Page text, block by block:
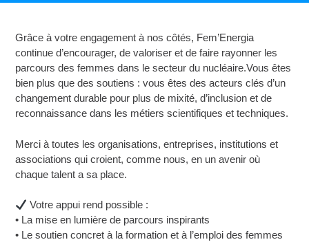
Grâce à votre engagement à nos côtés, Fem’Energia
continue d’encourager, de valoriser et de faire rayonner les
parcours des femmes dans le secteur du nucléaire.Vous êtes
bien plus que des soutiens : vous êtes des acteurs clés d’un
changement durable pour plus de mixité, d’inclusion et de
reconnaissance dans les métiers scientifiques et techniques.
Merci à toutes les organisations, entreprises, institutions et
associations qui croient, comme nous, en un avenir où
chaque talent a sa place.
Votre appui rend possible :
• La mise en lumière de parcours inspirants
• Le soutien concret à la formation et à l’emploi des femmes